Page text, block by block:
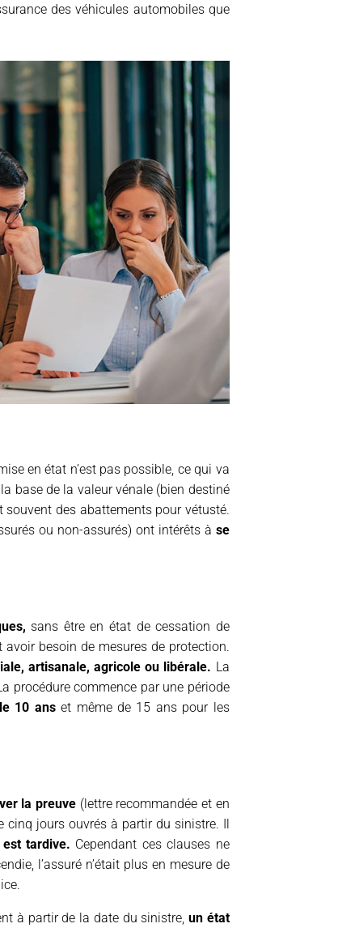
des véhicules automobiles que
en état n’est pas possible, ce qui va
base de la valeur vénale (bien destiné
souvent des abattements pour vétusté.
ou non-assurés) ont intérêts à se
sans être en état de cessation de
avoir besoin de mesures de protection.
artisanale, agricole ou libérale. La
procédure commence par une période
10 anset même de 15 ans pour les
la preuve(lettre recommandée et en
cinq jours ouvrés à partir du sinistre. Il
tardive. Cependant ces clauses ne
l’assuré n’était plus en mesure de
à partir de la date du sinistre, un état